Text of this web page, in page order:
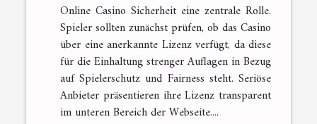
Online Casino Sicherheit eine zentrale Rolle.
Spieler sollten zunächst prüfen, ob das Casino
über eine anerkannte Lizenz verfügt, da diese
für die Einhaltung strenger Auflagen in Bezug
auf Spielerschutz und Fairness steht. Seriöse
Anbieter präsentieren ihre Lizenz transparent
im unteren Bereich der Webseite....